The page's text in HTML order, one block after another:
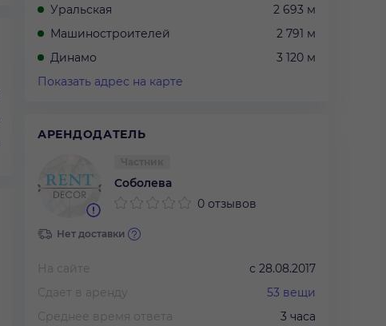
Уральская
2 693 м
Машиностроителей
2 791 м
Динамо
3 120 м
Показать адрес на карте
АРЕНДОДАТЕЛЬ
Соболева
0 отзывов
Нет доставки
На сайте с 28.08.2017
Сдает в аренду
53 вещи
Среднее время ответа
3 часа